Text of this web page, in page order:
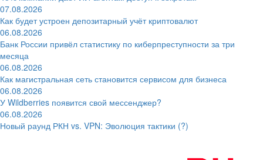
07.08.2026
Как будет устроен депозитарный учёт криптовалют
06.08.2026
Банк России привёл статистику по киберпреступности за три
месяца
06.08.2026
Как магистральная сеть становится сервисом для бизнеса
06.08.2026
У Wildberries появится свой мессенджер?
06.08.2026
Новый раунд РКН vs. VPN: Эволюция тактики (?)